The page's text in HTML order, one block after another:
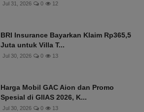
Jul 31, 2026 0 12
BRI Insurance Bayarkan Klaim Rp365,5
Juta untuk Villa T...
Jul 30, 2026 0 13
Harga Mobil GAC Aion dan Promo
Spesial di GIIAS 2026, K...
Jul 30, 2026 0 13